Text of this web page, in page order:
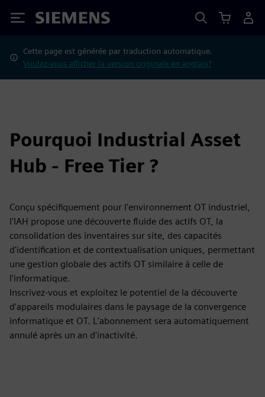
Siemens
Cette page est générée par traduction automatique.
Voulez-vous afficher la version originale en anglais?
Pourquoi Industrial Asset
Hub - Free Tier ?
Conçu spécifiquement pour l'environnement OT industriel,
l'IAH propose une découverte fluide des actifs OT, la
consolidation des inventaires sur site, des capacités
d'identification et de contextualisation uniques, permettant
une gestion globale des actifs OT similaire à celle de
l'informatique.
Inscrivez-vous et exploitez le potentiel de la découverte
d'appareils modulaires dans le paysage de la convergence
informatique et OT. L'abonnement sera automatiquement
annulé après un an d'inactivité.